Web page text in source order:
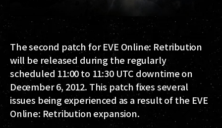
The second patch for EVE Online: Retribution
will be released during the regularly
scheduled 11:00 to 11:30 UTC downtime on
December 6, 2012. This patch fixes several
issues being experienced as a result of the EVE
Online: Retribution expansion.